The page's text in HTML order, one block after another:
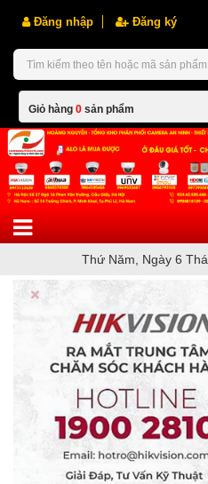
Đăng nhập Đăng ký
Giỏ hàng 0 sản phẩm
Thứ Năm, Ngày 6